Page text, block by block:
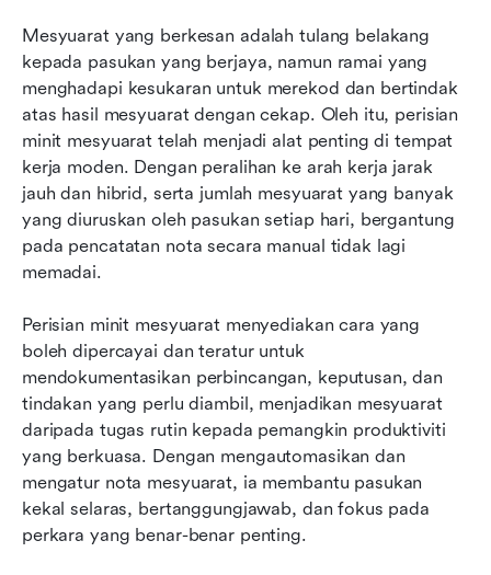
Mesyuarat yang berkesan adalah tulang belakang
kepada pasukan yang berjaya, namun ramai yang
menghadapi kesukaran untuk merekod dan bertindak
atas hasil mesyuarat dengan cekap. Oleh itu, perisian
minit mesyuarat telah menjadi alat penting di tempat
kerja moden. Dengan peralihan ke arah kerja jarak
jauh dan hibrid, serta jumlah mesyuarat yang banyak
yang diuruskan oleh pasukan setiap hari, bergantung
pada pencatatan nota secara manual tidak lagi
memadai.
Perisian minit mesyuarat menyediakan cara yang
boleh dipercayai dan teratur untuk
mendokumentasikan perbincangan, keputusan, dan
tindakan yang perlu diambil, menjadikan mesyuarat
daripada tugas rutin kepada pemangkin produktiviti
yang berkuasa. Dengan mengautomasikan dan
mengatur nota mesyuarat, ia membantu pasukan
kekal selaras, bertanggungjawab, dan fokus pada
perkara yang benar-benar penting.
Perisian minit mesyuarat terbaik pada tahun
2026
Ciri utama yang perlu dicari dalam perisian minit
mesyuarat
Kesimpulan: Mengapa perisian minit yang tepat
itu penting
Soalan Lazim